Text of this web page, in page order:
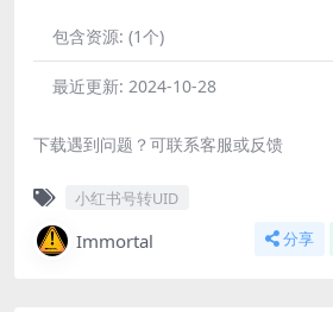
包含资源: (1个)
最近更新: 2024-10-28
下载遇到问题？可联系客服或反馈
小红书号转UID
Immortal 分享